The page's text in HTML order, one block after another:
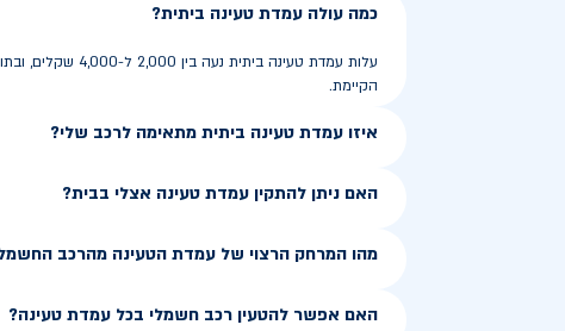
כמה עולה עמדת טעינה ביתית?
הקיימת.
איזו עמדת טעינה ביתית מתאימה לרכב שלי?
האם ניתן להתקין עמדת טעינה אצלי בבית?
מהו המרחק הרצוי של עמדת הטעינה מהרכב
האם אפשר להטעין רכב חשמלי בכל עמדת טעינה?